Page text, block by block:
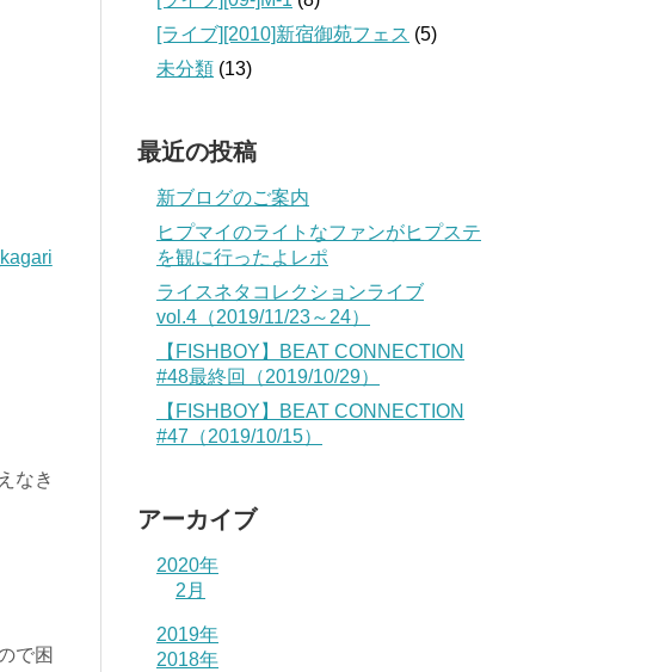
なき
で困
[ライブ][2010]新宿御苑フェス (5)
未分類 (13)
最近の投稿
新ブログのご案内
ヒプマイのライトなファンがヒプステ
を観に行ったよレポ
ライスネタコレクションライブ
vol.4（2019/11/23～24）
【FISHBOY】BEAT CONNECTION
#48最終回（2019/10/29）
【FISHBOY】BEAT CONNECTION
#47（2019/10/15）
アーカイブ
2020年
2月
2019年
2018年